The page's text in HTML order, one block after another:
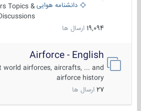
دانشنامه هواییTopics &
Discussions
19,094 ارسال ها
Airforce - English
world airforces, aircrafts, ... and
airforce history
27 ارسال ها